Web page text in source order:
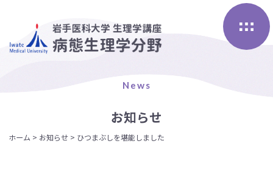
News
お知らせ
ホーム > お知らせ > ひつまぶしを堪能しました